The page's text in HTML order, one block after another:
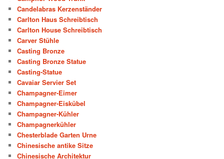
Candelabras Kerzenständer
Carlton Haus Schreibtisch
Carlton House Schreibtisch
Carver Stühle
Casting Bronze
Casting Bronze Statue
Casting-Statue
Cavaiar Servier Set
Champagner-Eimer
Champagner-Eiskübel
Champagner-Kühler
Champagnerkühler
Chesterblade Garten Urne
Chinesische antike Sitze
Chinesische Architektur